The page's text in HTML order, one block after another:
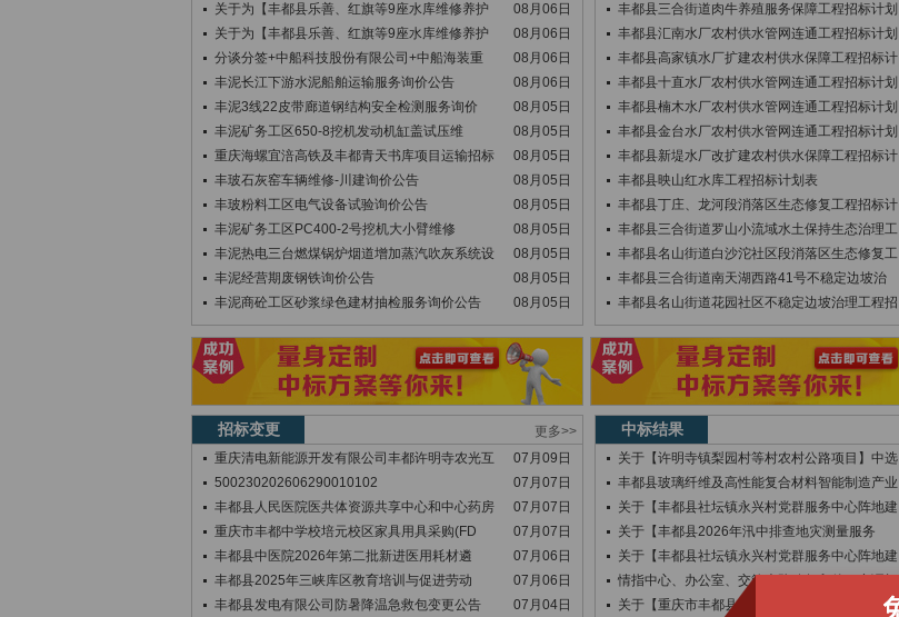
关于为【丰都县乐善、红旗等9座水库维修养护
08月06日
关于为【丰都县乐善、红旗等9座水库维修养护
08月06日
分谈分签+中船科技股份有限公司+中船海装重
08月06日
丰泥长江下游水泥船舶运输服务询价公告
08月06日
丰泥3线22皮带廊道钢结构安全检测服务询价
08月05日
丰泥矿务工区650-8挖机发动机缸盖试压维
08月05日
重庆海螺宜涪高铁及丰都青天书库项目运输招标
08月05日
丰玻石灰窑车辆维修-川建询价公告
08月05日
丰玻粉料工区电气设备试验询价公告
08月05日
丰泥矿务工区PC400-2号挖机大小臂维修
08月05日
丰泥热电三台燃煤锅炉烟道增加蒸汽吹灰系统设
08月05日
丰泥经营期废钢铁询价公告
08月05日
丰泥商砼工区砂浆绿色建材抽检服务询价公告
08月05日
丰都县三合街道肉牛养殖服务保障工程招标计划
丰都县汇南水厂农村供水管网连通工程招标计划
丰都县高家镇水厂扩建农村供水保障工程招标计
丰都县十直水厂农村供水管网连通工程招标计划
丰都县楠木水厂农村供水管网连通工程招标计划
丰都县金台水厂农村供水管网连通工程招标计划
丰都县新堤水厂改扩建农村供水保障工程招标计
丰都县映山红水库工程招标计划表
丰都县丁庄、龙河段消落区生态修复工程招标计
丰都县三合街道罗山小流域水土保持生态治理工
丰都县名山街道白沙沱社区段消落区生态修复工
丰都县三合街道南天湖西路41号不稳定边坡治
丰都县名山街道花园社区不稳定边坡治理工程招
招标变更
更多>>
重庆清电新能源开发有限公司丰都许明寺农光互
07月09日
500230202606290010102
07月07日
丰都县人民医院医共体资源共享中心和中心药房
07月07日
重庆市丰都中学校培元校区家具用具采购(FD
07月07日
丰都县中医院2026年第二批新进医用耗材遴
07月06日
丰都县2025年三峡库区教育培训与促进劳动
07月06日
丰都县发电有限公司防暑降温急救包变更公告
07月04日
中标结果
关于【许明寺镇梨园村等村农村公路项目】中选
丰都县玻璃纤维及高性能复合材料智能制造产业
关于【丰都县社坛镇永兴村党群服务中心阵地建
关于【丰都县2026年汛中排查地灾测量服务
关于【丰都县社坛镇永兴村党群服务中心阵地建
情指中心、办公室、交管大队购复印件、空调框
关于【重庆市丰都县三元镇下榜子滑坡群勘查钻